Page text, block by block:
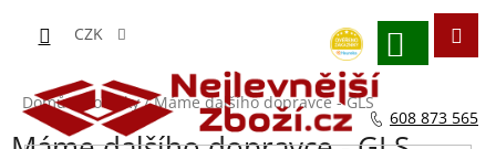
obsah
CZK
NÁKUPNÍ
Domů / Novinky / Máme dalšího dopravce - GLS
608 873 565